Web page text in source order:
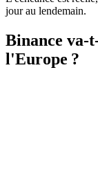
jour au lendemain.
Binance va-
l'Europe ?